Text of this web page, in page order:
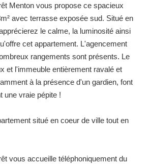
Menton vous propose ce spacieux
avec terrasse exposée sud. Situé en
le calme, la luminosité ainsi
cet appartement. L'agencement
rangements sont présents. Le
et l'immeuble entièrement ravalé et
à la présence d'un gardien, font
une vraie pépite !
situé en coeur de ville tout en
vous accueille téléphoniquement du